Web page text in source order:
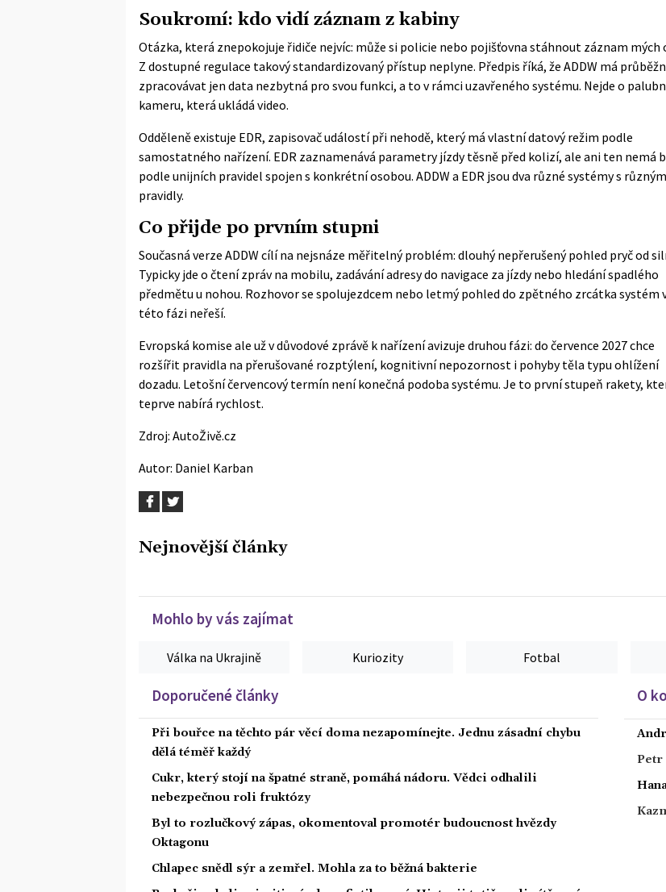
Soukromí: kdo vidí záznam z kabiny
Otázka, která znepokojuje řidiče nejvíc: může si policie nebo pojišťovna stáhnout záznam mých
Z dostupné regulace takový standardizovaný přístup neplyne. Předpis říká, že ADDW má
zpracovávat jen data nezbytná pro svou funkci, a to v rámci uzavřeného systému. Nejde o
kameru, která ukládá video.
Odděleně existuje EDR, zapisovač událostí při nehodě, který má vlastní datový režim podle
samostatného nařízení. EDR zaznamenává parametry jízdy těsně před kolizí, ale ani ten nemá
podle unijních pravidel spojen s konkrétní osobou. ADDW a EDR jsou dva různé systémy s
pravidly.
Co přijde po prvním stupni
Současná verze ADDW cílí na nejsnáze měřitelný problém: dlouhý nepřerušený pohled pryč od
Typicky jde o čtení zpráv na mobilu, zadávání adresy do navigace za jízdy nebo hledání spadlého
předmětu u nohou. Rozhovor se spolujezdcem nebo letmý pohled do zpětného zrcátka systém
této fázi neřeší.
Evropská komise ale už vdůvodové zprávě k nařízeníavizuje druhou fázi: do července 2027 chce
rozšířit pravidla na přerušované rozptýlení, kognitivní nepozornost i pohyby těla typu ohlížení
dozadu. Letošní červencový termín není konečná podoba systému. Je to první stupeň rakety,
teprve nabírá rychlost.
Zdroj: AutoŽivě.cz
Autor: Daniel Karban
Nejnovější články
Mohlo by vás zajímat
Válka na Ukrajině Kuriozity Fotbal
Doporučené články
Při bouřce na těchto pár věcí doma nezapomínejte. Jednu zásadní chybu
dělá téměř každý
Cukr, který stojí na špatné straně, pomáhá nádoru. Vědci odhalili
nebezpečnou roli fruktózy
Byl to rozlučkový zápas, okomentoval promotér budoucnost hvězdy
Oktagonu
Chlapec snědl sýr a zemřel. Mohla za to běžná bakterie
O
Petr